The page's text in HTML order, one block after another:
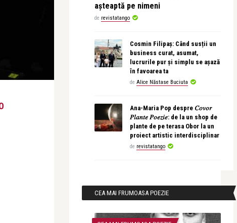
așteaptă pe nimeni
de revistatango
Cosmin Filipaș: Când susții un
business curat, asumat,
lucrurile pur și simplu se așază
în favoarea ta
de Alice Năstase Buciuta
Ana-Maria Pop despre 𝐶𝑜𝑣𝑜𝑟
𝑃𝑙𝑎𝑛𝑡𝑒 𝑃𝑜𝑒𝑧𝑖𝑒: de la un shop de
plante de pe terasa Obor la un
proiect artistic interdisciplinar
de revistatango
CEA MAI FRUMOASA POEZIE